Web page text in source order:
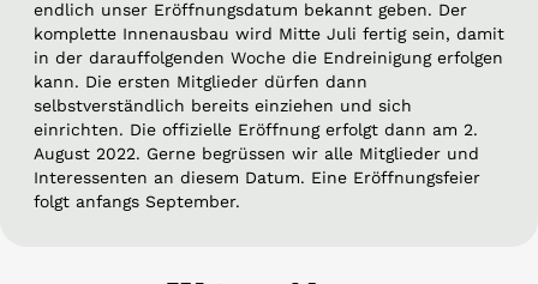
endlich unser Eröffnungsdatum bekannt geben. Der
komplette Innenausbau wird Mitte Juli fertig sein, damit
in der darauffolgenden Woche die Endreinigung erfolgen
kann. Die ersten Mitglieder dürfen dann
selbstverständlich bereits einziehen und sich
einrichten. Die offizielle Eröffnung erfolgt dann am 2.
August 2022. Gerne begrüssen wir alle Mitglieder und
Interessenten an diesem Datum. Eine Eröffnungsfeier
folgt anfangs September.